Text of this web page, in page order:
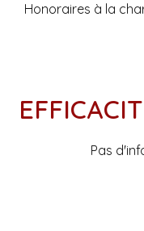
Honoraires à la
Pas